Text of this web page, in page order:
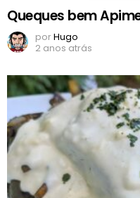
Queques bem
porHugo
2 anos atrás